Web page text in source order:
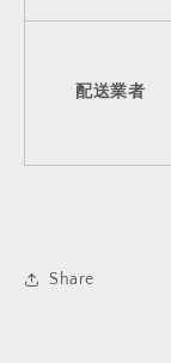
配送業者
Share